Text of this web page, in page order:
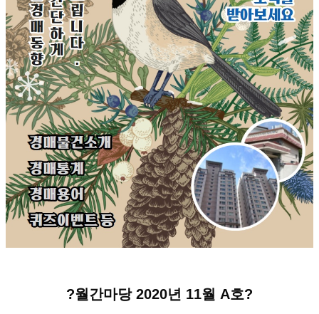
?월간마당2020년 11월 A호?